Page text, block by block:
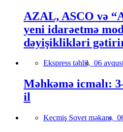
AZAL, ASCO və
yeni idarəetmə
dəyişiklikləri
Ekspress təhlil, 06
Məhkəmə icmalı:
il
Keçmiş Sovet məkanı,